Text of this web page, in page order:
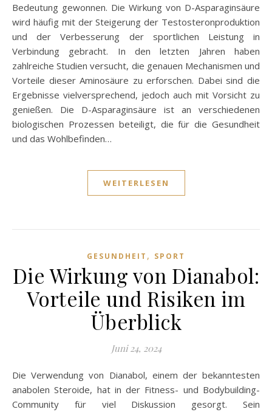
Bedeutung gewonnen. Die Wirkung von D-Asparaginsäure
wird häufig mit der Steigerung der Testosteronproduktion
und der Verbesserung der sportlichen Leistung in
Verbindung gebracht. In den letzten Jahren haben
zahlreiche Studien versucht, die genauen Mechanismen und
Vorteile dieser Aminosäure zu erforschen. Dabei sind die
Ergebnisse vielversprechend, jedoch auch mit Vorsicht zu
genießen. Die D-Asparaginsäure ist an verschiedenen
biologischen Prozessen beteiligt, die für die Gesundheit
und das Wohlbefinden…
WEITERLESEN
GESUNDHEIT , SPORT
Die Wirkung von Dianabol:
Vorteile und Risiken im
Überblick
Juni 24, 2024
Die Verwendung von Dianabol, einem der bekanntesten
anabolen Steroide, hat in der Fitness- und Bodybuilding-
Community für viel Diskussion gesorgt. Sein